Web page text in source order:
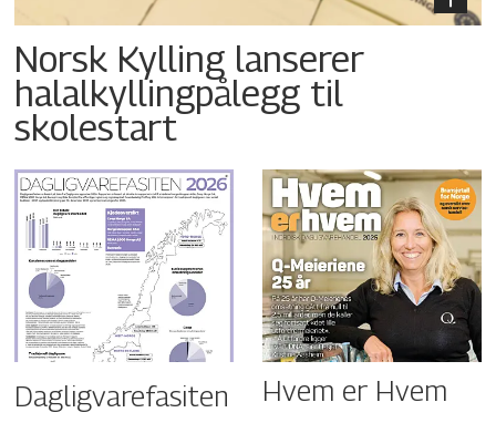
Norsk Kylling lanserer
halalkyllingpålegg til
skolestart
Dagligvarefasiten Hvem er Hvem